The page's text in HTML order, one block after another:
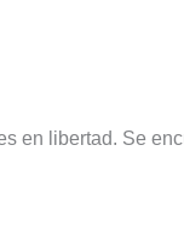
en libertad. Se